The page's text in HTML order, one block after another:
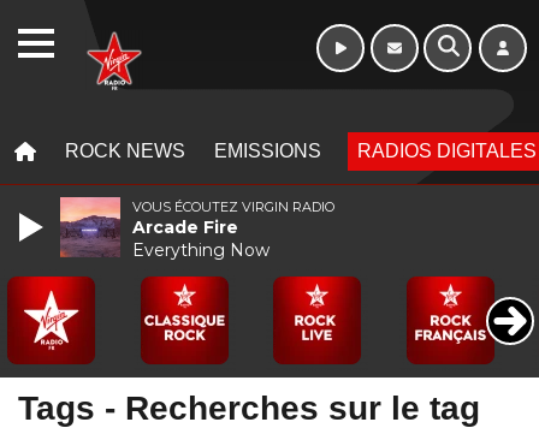
ROCK NEWS EMISSIONS RADIOS DIGITALES
Tags - Recherches sur le tag
VOUS ÉCOUTEZ VIRGIN RADIO
Arcade Fire
Everything Now
WEBRADIO